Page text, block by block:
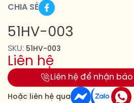
CHIA SẺ
51HV-003
SKU: 51HV-003
Liên hệ
Liên hệ để nhận
Hoặc liên hệ qua